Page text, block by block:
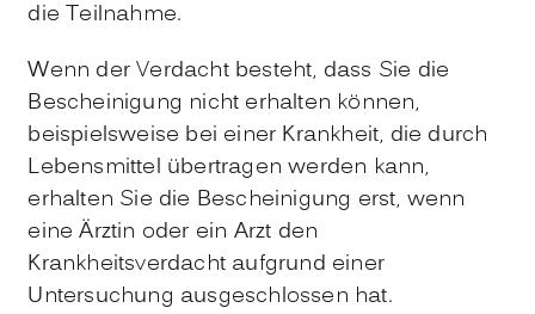
die Teilnahme.
Wenn der Verdacht besteht, dass Sie die
Bescheinigung nicht erhalten können,
beispielsweise bei einer Krankheit, die durch
Lebensmittel übertragen werden kann,
erhalten Sie die Bescheinigung erst, wenn
eine Ärztin oder ein Arzt den
Krankheitsverdacht aufgrund einer
Untersuchung ausgeschlossen hat.